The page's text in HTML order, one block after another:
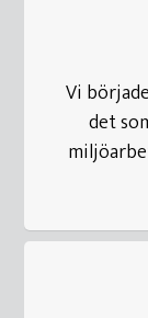
Vi
det